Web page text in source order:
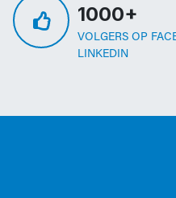
1000+
VOLGERS OP
LINKEDIN